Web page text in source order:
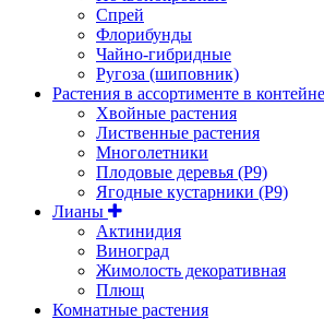
Спрей
Флорибунды
Чайно-гибридные
Ругоза (шиповник)
Растения в ассортименте в
Хвойные растения
Лиственные растения
Многолетники
Плодовые деревья (Р9)
Ягодные кустарники (Р9)
Лианы
Актинидия
Виноград
Жимолость декоративная
Плющ
Комнатные растения